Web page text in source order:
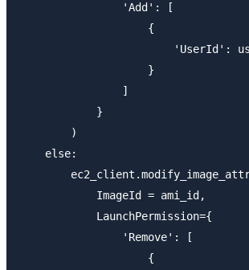
                'Add': [
                    {
'UserId':
                    }
                ]
            }
        )
    else:
            ImageId = ami_id,
            LaunchPermission={
                'Remove': [
                    {